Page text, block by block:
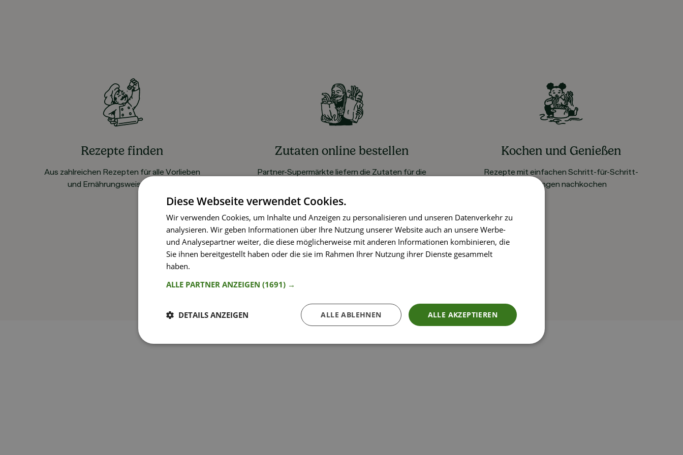
Rezepte finden
Aus zahlreichen Rezepten für alle Vorlieben
und Ernährungsweisen wählen
Zutaten online bestellen
Partner-Supermärkte liefern die Zutaten für die
Kochen und Genießen
Rezepte mit einfachen Schritt-für-Schritt-
Anleitungen nachkochen
So funktioniert’s
Diese Webseite verwendet Cookies.
Wir verwenden Cookies, um Inhalte und Anzeigen zu personalisieren und unseren Datenverkehr zu
analysieren. Wir geben Informationen über Ihre Nutzung unserer Website auch an unsere Werbe-
und Analysepartner weiter, die diese möglicherweise mit anderen Informationen kombinieren, die
Sie ihnen bereitgestellt haben oder die sie im Rahmen Ihrer Nutzung ihrer Dienste gesammelt
haben.
ALLE PARTNER ANZEIGEN (1691) →
ALLE AKZEPTIEREN
ALLE ABLEHNEN
DETAILS ANZEIGEN